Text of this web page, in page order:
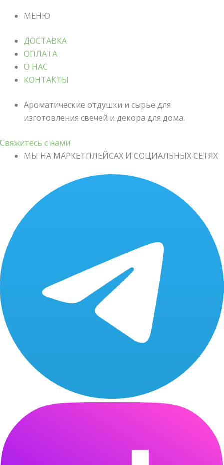
МЕНЮ
ДОСТАВКА
ОПЛАТА
О НАС
КОНТАКТЫ
Ароматические отдушки и сырье для
изготовления свечей и декора для дома.
Свяжитесь с нами
МЫ НА МАРКЕТПЛЕЙСАХ И СОЦИАЛЬНЫХ СЕТЯХ